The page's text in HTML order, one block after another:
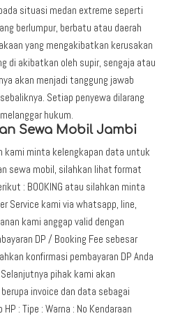
situasi medan extreme seperti
berlumpur, berbatu atau daerah
yang mengakibatkan kerusakan
di akibatkan oleh supir, sengaja atau
akan menjadi tanggung jawab
Setiap penyewa dilarang
hukum.
Sewa Mobil Jambi
kami minta kelengkapan data untuk
sewa mobil, silahkan lihat format
: BOOKING atau silahkan minta
Service kami via whatsapp, line,
kami anggap valid dengan
DP / Booking Fee sebesar
konfirmasi pembayaran DP Anda
pihak kami akan
invoice dan data sebagai
: Tipe : Warna : No Kendaraan